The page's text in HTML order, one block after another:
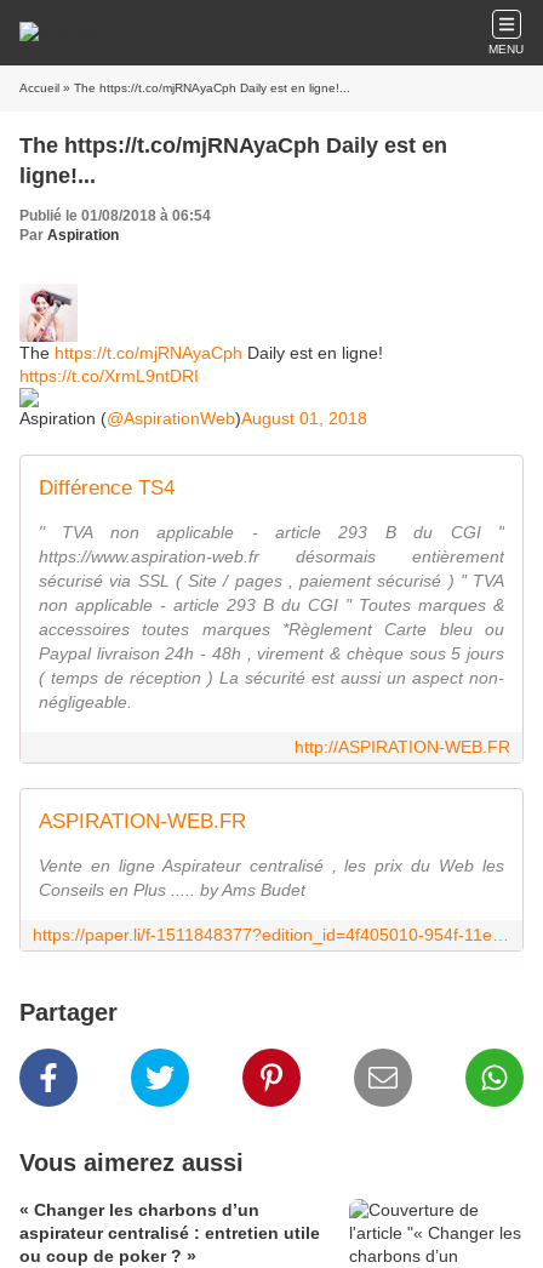
MENU
Accueil » The https://t.co/mjRNAyaCph Daily est en ligne!...
The https://t.co/mjRNAyaCph Daily est en
ligne!...
Publié le 01/08/2018 à 06:54
Par Aspiration
The https://t.co/mjRNAyaCph Daily est en ligne!
https://t.co/XrmL9ntDRI
Aspiration (@AspirationWeb)August 01, 2018
Différence TS4
" TVA non applicable - article 293 B du CGI "
https://www.aspiration-web.fr désormais entièrement
sécurisé via SSL ( Site / pages , paiement sécurisé ) " TVA
non applicable - article 293 B du CGI " Toutes marques &
accessoires toutes marques *Règlement Carte bleu ou
Paypal livraison 24h - 48h , virement & chèque sous 5 jours
( temps de réception ) La sécurité est aussi un aspect non-
négligeable.
http://ASPIRATION-WEB.FR
ASPIRATION-WEB.FR
Vente en ligne Aspirateur centralisé , les prix du Web les
Conseils en Plus ..... by Ams Budet
Partager
Vous aimerez aussi
« Changer les charbons d’un
aspirateur centralisé : entretien utile
ou coup de poker ? »